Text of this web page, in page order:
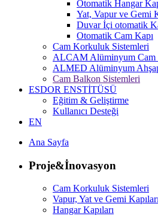
Otomatik Hangar
Yat, Vapur ve Gemi
Duvar İçi otomatik
Otomatik Cam Kapı
Cam Korkuluk Sistemleri
ALCAM Alüminyum Cam
ALMED Alüminyum
Cam Balkon Sistemleri
ESDOR ENSTİTÜSÜ
Eğitim & Geliştirme
Kullanıcı Desteği
EN
Ana Sayfa
Proje&İnovasyon
Cam Korkuluk Sistemleri
Vapur, Yat ve Gemi
Hangar Kapıları